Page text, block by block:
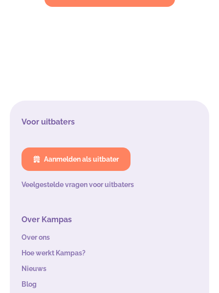
Voor uitbaters
Aanmelden als uitbater
Veelgestelde vragen voor uitbaters
Over Kampas
Over ons
Hoe werkt Kampas?
Nieuws
Blog